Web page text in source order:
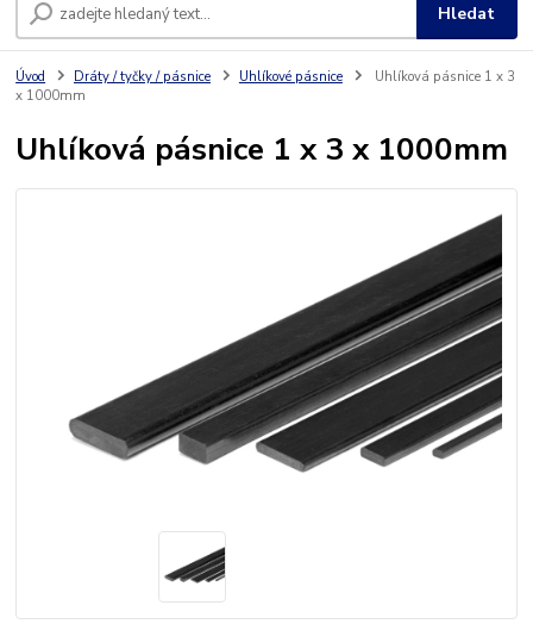
Hledat
Úvod Dráty / tyčky / pásnice Uhlíkové pásnice
Uhlíková pásnice 1 x 3
x 1000mm
Uhlíková pásnice 1 x 3 x 1000mm